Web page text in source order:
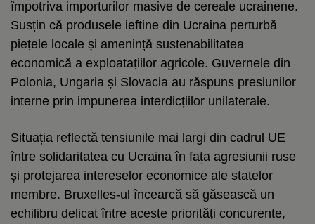
împotriva importurilor masive de cereale ucrainene.
Susțin că produsele ieftine din Ucraina perturbă
piețele locale și amenință sustenabilitatea
economică a exploatațiilor agricole. Guvernele din
Polonia, Ungaria și Slovacia au răspuns presiunilor
interne prin impunerea interdicțiilor unilaterale.
Situația reflectă tensiunile mai largi din cadrul UE
între solidaritatea cu Ucraina în fața agresiunii ruse
și protejarea intereselor economice ale statelor
membre. Bruxelles-ul încearcă să găsească un
echilibru delicat între aceste priorități concurente,